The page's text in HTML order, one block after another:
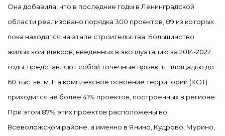
Она добавила, что в последние годы в Ленинградской
области реализовано порядка 300 проектов, 89 из которых
пока находятся на этапе строительства. Большинство
жилых комплексов, введенных в эксплуатацию за 2014-2022
годы, представляют собой точечные проекты площадью до
60 тыс. кв. м. На комплексное освоение территорий (КОТ)
приходится не более 41% проектов, построенных в регионе.
При этом 87% этих проектов расположены во
Всеволожском районе, а именно в Янино, Кудрово, Мурино,